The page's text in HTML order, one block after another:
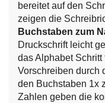
bereitet auf den
zeigen die
Buchstaben zum
Druckschrift leicht
das Alphabet
Vorschreiben durch
den Buchstaben 1x
Zahlen geben die